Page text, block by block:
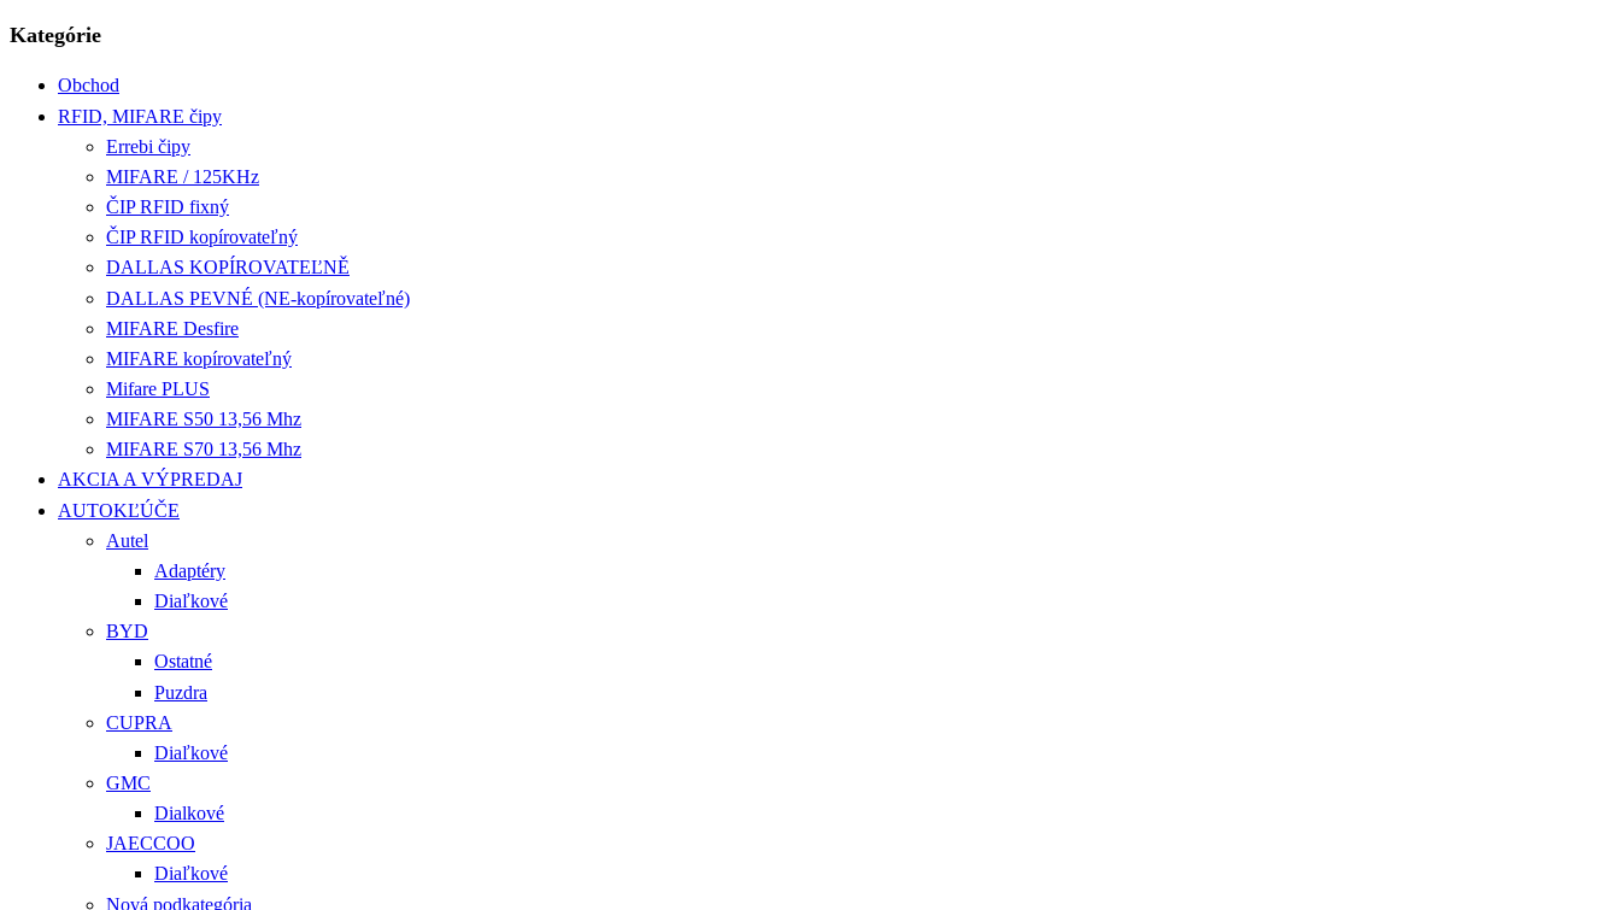
Kategórie
Obchod
RFID, MIFARE čipy
Errebi čipy
MIFARE / 125KHz
ČIP RFID fixný
ČIP RFID kopírovateľný
DALLAS KOPÍROVATEĽNĚ
DALLAS PEVNÉ (NE-kopírovateľné)
MIFARE Desfire
MIFARE kopírovateľný
Mifare PLUS
MIFARE S50 13,56 Mhz
MIFARE S70 13,56 Mhz
AKCIA A VÝPREDAJ
AUTOKĽÚČE
Autel
Adaptéry
Diaľkové
BYD
Ostatné
Puzdra
CUPRA
Diaľkové
GMC
Dialkové
JAECCOO
Diaľkové
Nová podkategória